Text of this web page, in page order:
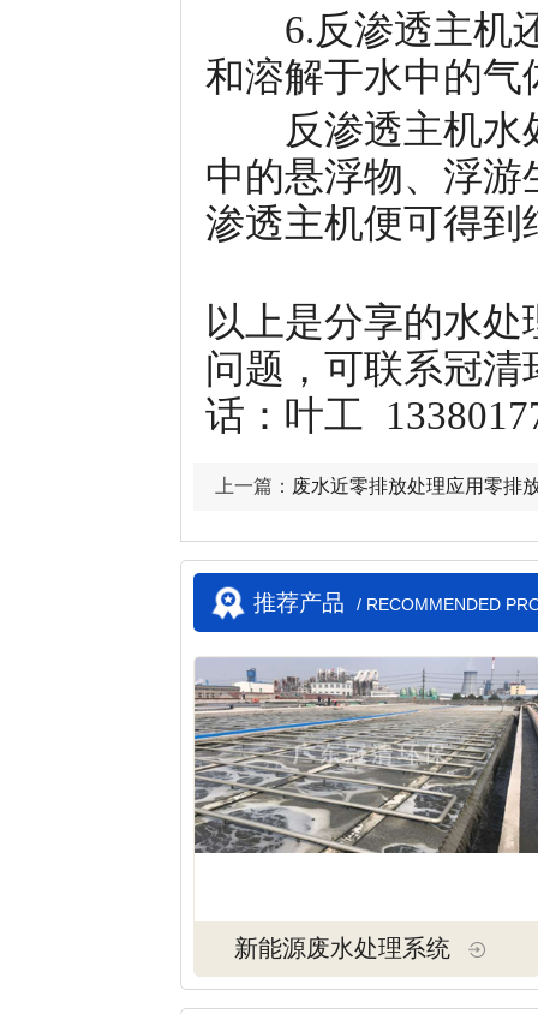
6.反渗透主机还
和溶解于水中的气
反渗透主机水处
中的悬浮物、浮
渗透主机便可得到
以上是分享的水
问题，可联系冠
话：叶工
上一篇： 废水近零排放处理应用零排
推荐产品 / RECOMMENDED
新能源废水处理系统